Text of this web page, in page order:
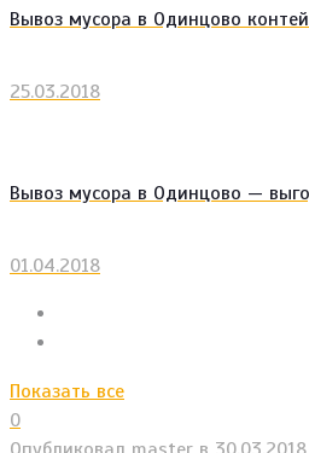
Вывоз мусора в Одинцово
25.03.2018
Вывоз мусора в Одинцово —
01.04.2018
Показать все
0